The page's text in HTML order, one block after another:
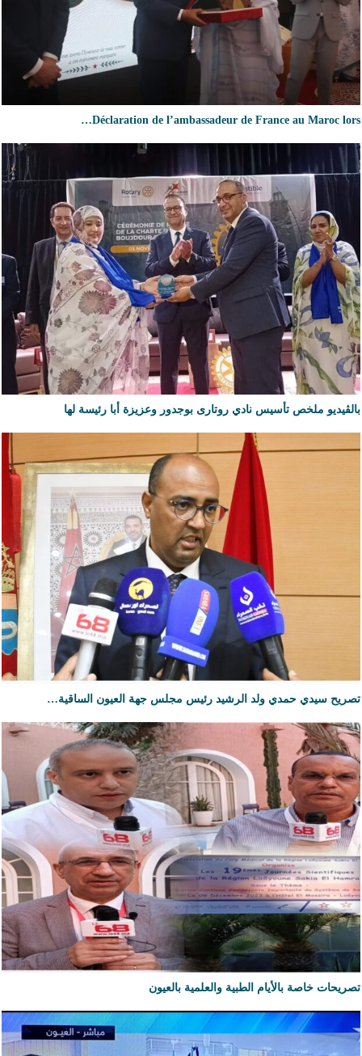
Déclaration de l’ambassadeur de France au Maroc lors…
بالڨيديو ملخص تأسيس نادي روتارى بوجدور وعزيزة أبا رئيسة لها
تصريح سيدي حمدي ولد الرشيد رئيس مجلس جهة العيون الساقية…
تصريحات خاصة بالأيام الطبية والعلمية بالعيون